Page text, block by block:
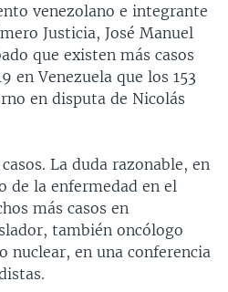
venezolano e integrante
Justicia, José Manuel
que existen más casos
en Venezuela que los 153
en disputa de Nicolás
La duda razonable, en
de la enfermedad en el
más casos en
también oncólogo
nuclear, en una conferencia